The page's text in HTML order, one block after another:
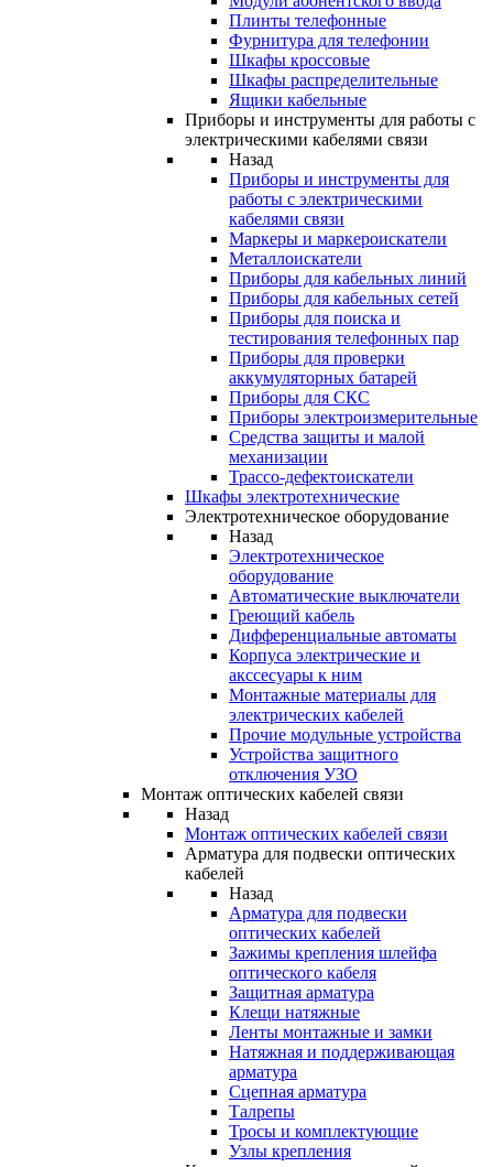
Плинты телефонные
Фурнитура для телефонии
Шкафы кроссовые
Шкафы распределительные
Ящики кабельные
Приборы и инструменты для работы с
электрическими кабелями связи
Назад
Приборы и инструменты для
работы с электрическими
кабелями связи
Маркеры и маркероискатели
Металлоискатели
Приборы для кабельных линий
Приборы для кабельных сетей
Приборы для поиска и
тестирования телефонных пар
Приборы для проверки
аккумуляторных батарей
Приборы для СКС
Приборы электроизмерительные
Средства защиты и малой
механизации
Трассо-дефектоискатели
Шкафы электротехнические
Электротехническое оборудование
Назад
Электротехническое
оборудование
Автоматические выключатели
Греющий кабель
Дифференциальные автоматы
Корпуса электрические и
акссесуары к ним
Монтажные материалы для
электрических кабелей
Прочие модульные устройства
Устройства защитного
отключения УЗО
Монтаж оптических кабелей связи
Назад
Монтаж оптических кабелей связи
Арматура для подвески оптических
кабелей
Назад
Арматура для подвески
оптических кабелей
Зажимы крепления шлейфа
оптического кабеля
Защитная арматура
Клещи натяжные
Ленты монтажные и замки
Натяжная и поддерживающая
арматура
Сцепная арматура
Талрепы
Тросы и комплектующие
Узлы крепления